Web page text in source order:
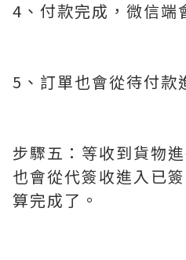
4、付款完成，微信端
5、訂單也會從待付款
步驟五：等收到貨物
也會從代簽收進入已
算完成了。